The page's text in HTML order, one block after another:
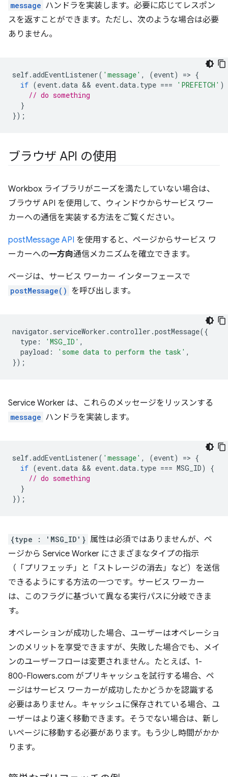
message ハンドラを実装します。必要に応じてレスポン
スを返すことができます。ただし、次のような場合は必要
ありません。
self.addEventListener( 'message' , (event) => {
if (event.data && event.data. type === 'PREFETCH' )
// do something
}
});
ブラウザ API の使用
Workbox ライブラリがニーズを満たしていない場合は、
ブラウザ API を使用して、ウィンドウからサービス ワー
カーへの通信を実装する方法をご覧ください。
postMessage API を使用すると、ページからサービス ワ
ーカーへの一方向通信メカニズムを確立できます。
ページは、サービス ワーカー インターフェースで
postMessage() を呼び出します。
navigator . serviceWorker .controller .postMessage({
type : 'MSG_ID' ,
payload : 'some data to perform the task' ,
});
Service Worker は、これらのメッセージをリッスンする
message ハンドラを実装します。
self.addEventListener( 'message' , (event) => {
if (event.data && event.data. type === MSG_ID)
{
// do something
}
});
{type : 'MSG_ID'} 属性は必須ではありませんが、ペ
ージから Service Worker にさまざまなタイプの指示
（「プリフェッチ」と「ストレージの消去」など）を送信
できるようにする方法の一つです。サービス ワーカー
は、このフラグに基づいて異なる実行パスに分岐できま
す。
オペレーションが成功した場合、ユーザーはオペレーショ
ンのメリットを享受できますが、失敗した場合でも、メイ
ンのユーザーフローは変更されません。たとえば、1-
800-Flowers.com がプリキャッシュを試行する場合、ペ
ージはサービス ワーカーが成功したかどうかを認識する
必要はありません。キャッシュに保存されている場合、ユ
ーザーはより速く移動できます。そうでない場合は、新し
いページに移動する必要があります。もう少し時間がかか
ります。